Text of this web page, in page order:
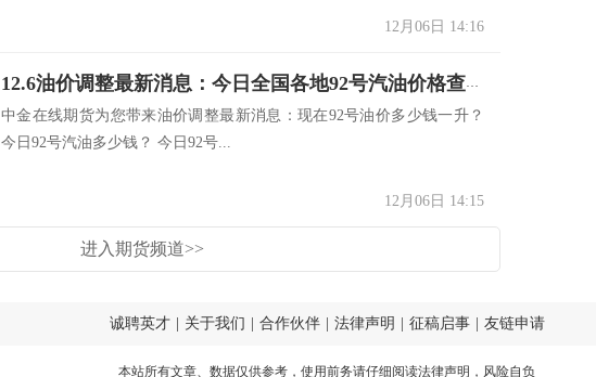
12月06日 14:16
12.6油价调整最新消息：今日全国各地92号汽油价格查询一览
中金在线期货为您带来油价调整最新消息：现在92号油价多少钱一升？
今日92号汽油多少钱？ 今日92号...
12月06日 14:15
进入期货频道>>
诚聘英才 关于我们 合作伙伴 法律声明 征稿启事 友链申请
本站所有文章、数据仅供参考，使用前务请仔细阅读法律声明 ，风险自负